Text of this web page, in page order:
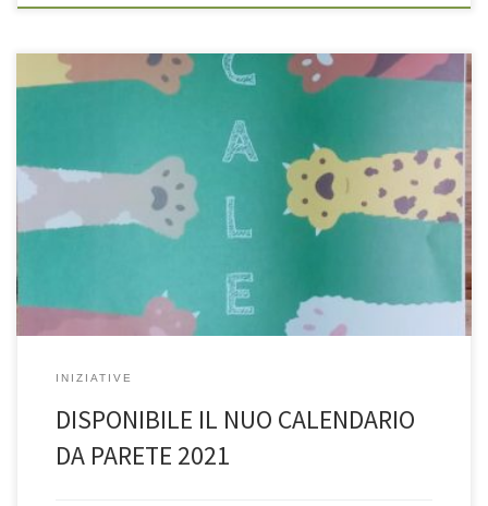
INIZIATIVE
DISPONIBILE IL NUO CALENDARIO
DA PARETE 2021